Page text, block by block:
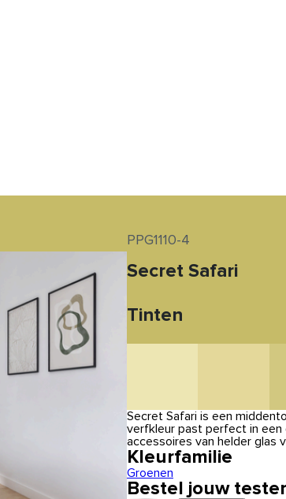
PPG1110-4
Secret Safari
Tinten
Secret Safari is een
verfkleur past perfect in een
accessoires van helder glas
Kleurfamilie
Groenen
Bestel jouw tester